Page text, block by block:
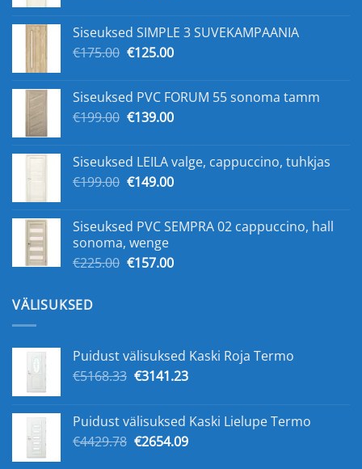
€159.00.€109.00.
Siseuksed SIMPLE 3 SUVEKAMPAANIA
€175.00 Algne
€175.00.
€125.00Praegune
€125.00.
Siseuksed PVC FORUM 55 sonoma tamm
€199.00 Algne
€199.00.
€139.00Praegune
€139.00.
Siseuksed LEILA valge, cappuccino, tuhkjas
€199.00 Algne
€199.00.
€149.00Praegune
€149.00.
Siseuksed PVC SEMPRA 02 cappuccino, hall
sonoma, wenge
€225.00 Algne
€157.00Praegune
VÄLISUKSED
Puidust välisuksed Kaski Roja Termo
€5168.33 Algne
€5168.33.
€3141.23Praegune
€3141.23.
Puidust välisuksed Kaski Lielupe Termo
€4429.78 Algne
€2654.09Praegune